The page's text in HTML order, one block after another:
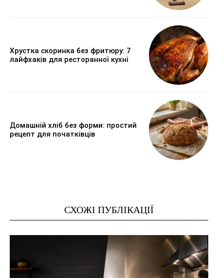
Хрустка скоринка без фритюру: 7
лайфхаків для ресторанної кухні
Домашній хліб без форми: простий
рецепт для початківців
СХОЖІ ПУБЛІКАЦІЇ